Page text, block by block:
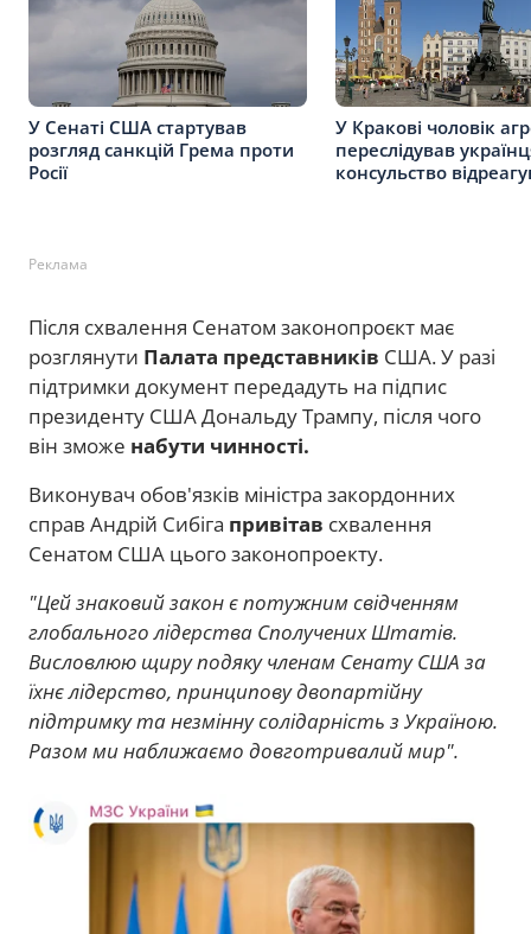
У Сенаті США стартував
розгляд санкцій Грема проти
Росії
У Кракові чоловік
переслідував
консульство
Реклама
Після схвалення Сенатом законопроєкт має
розглянути Палата представників США. У разі
підтримки документ передадуть на підпис
президенту США Дональду Трампу, після чого
він зможе набути чинності.
Виконувач обов'язків міністра закордонних
справ Андрій Сибіга привітав схвалення
Сенатом США цього законопроекту.
"Цей знаковий закон є потужним свідченням
глобального лідерства Сполучених Штатів.
Висловлюю щиру подяку членам Сенату США за
їхнє лідерство, принципову двопартійну
підтримку та незмінну солідарність з Україною.
Разом ми наближаємо довготривалий мир".